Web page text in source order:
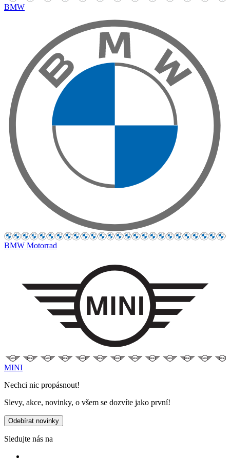
BMW
BMW Motorrad
MINI
Nechci nic propásnout!
Slevy, akce, novinky, o všem se dozvíte jako první!
Odebírat novinky
Sledujte nás na